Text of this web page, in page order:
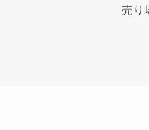
売り